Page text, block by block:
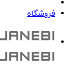
فروشگاه